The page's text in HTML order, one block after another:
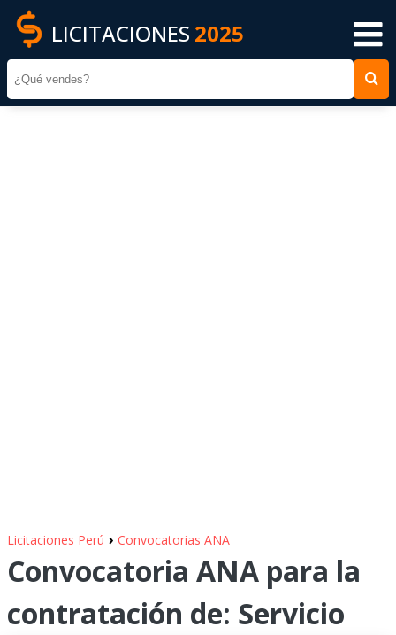
LICITACIONES 2025
Licitaciones Perú › Convocatorias ANA
Convocatoria ANA para la
contratación de: Servicio